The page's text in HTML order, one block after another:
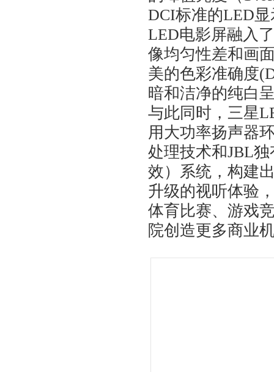
DCI标准的LED
LED电影屏融入
像均匀性差和画
美的色彩准确度
暗和洁净的纯白
与此同时，三星
用大功率扬声器
处理技术和JBL独
效）系统，构建
升级的视听体验
体育比赛、游戏
院创造更多商业